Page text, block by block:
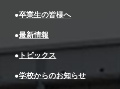
●卒業生の皆様へ
●最新情報
● トピックス
●学校からのお知らせ